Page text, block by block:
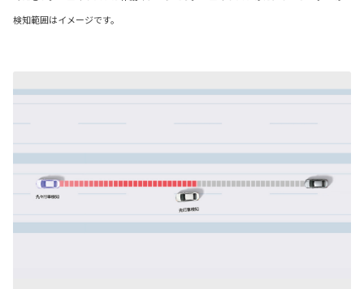
検知範囲はイメージです。